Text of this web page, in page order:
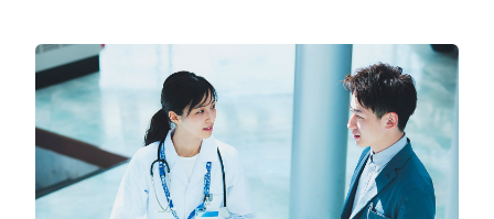
2026.1.7
大阪物流センター開設(移転)のお知らせ
2026.1.7
『SurgiGear1.0システム』の販売終了のお
知らせ